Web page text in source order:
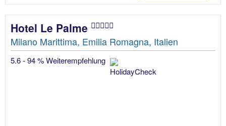
Hotel Le Palme
Milano Marittima, Emilia Romagna, Italien
5.6 - 94 % Weiterempfehlung